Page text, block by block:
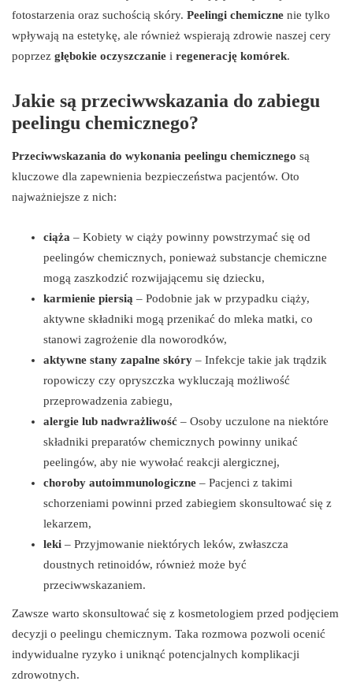
fotostarzenia oraz suchością skóry. Peelingi chemiczne nie tylko
wpływają na estetykę, ale również wspierają zdrowie naszej cery
poprzez głębokie oczyszczanie i regenerację komórek.
Jakie są przeciwwskazania do zabiegu
peelingu chemicznego?
Przeciwwskazania do wykonania peelingu chemicznego są
kluczowe dla zapewnienia bezpieczeństwa pacjentów. Oto
najważniejsze z nich:
ciąża – Kobiety w ciąży powinny powstrzymać się od
peelingów chemicznych, ponieważ substancje chemiczne
mogą zaszkodzić rozwijającemu się dziecku,
karmienie piersią – Podobnie jak w przypadku ciąży,
aktywne składniki mogą przenikać do mleka matki, co
stanowi zagrożenie dla noworodków,
aktywne stany zapalne skóry – Infekcje takie jak trądzik
ropowiczy czy opryszczka wykluczają możliwość
przeprowadzenia zabiegu,
alergie lub nadwrażliwość – Osoby uczulone na niektóre
składniki preparatów chemicznych powinny unikać
peelingów, aby nie wywołać reakcji alergicznej,
choroby autoimmunologiczne – Pacjenci z takimi
schorzeniami powinni przed zabiegiem skonsultować się z
lekarzem,
leki – Przyjmowanie niektórych leków, zwłaszcza
doustnych retinoidów, również może być
przeciwwskazaniem.
Zawsze warto skonsultować się z kosmetologiem przed podjęciem
decyzji o peelingu chemicznym. Taka rozmowa pozwoli ocenić
indywidualne ryzyko i uniknąć potencjalnych komplikacji
zdrowotnych.